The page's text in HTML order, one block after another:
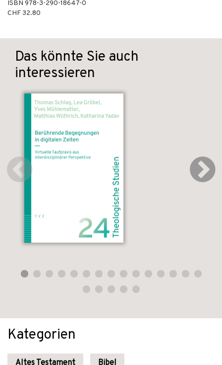
ISBN 978-3-290-18647-0
CHF 32.80
Das könnte Sie auch
interessieren
Kategorien
Altes Testament Bibel